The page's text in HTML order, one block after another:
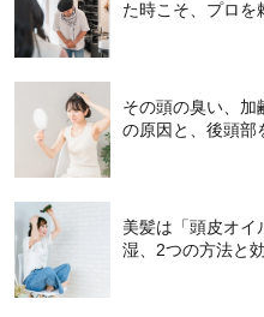
た時こそ、プロを
その頭の臭い、加
の原因と、後頭部
美髪は「頭皮オイ
湿、2つの方法と